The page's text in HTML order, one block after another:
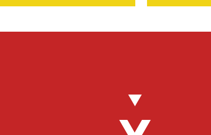
SPEELTUIN
GROEPSUITJES
NATUUR